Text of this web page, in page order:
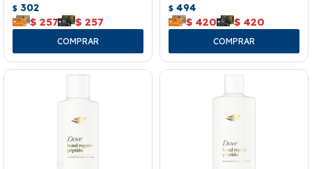
$ 302
$ 257 $ 257
$ 494
$ 420 $ 420